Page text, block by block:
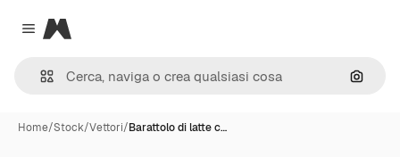
Close menu
Magnific
Cerca
Home/Stock/Vettori/Barattolo di latte c…